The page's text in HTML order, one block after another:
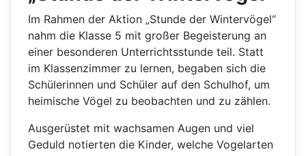
Im Rahmen der Aktion „Stunde der Wintervögel“
nahm die Klasse 5 mit großer Begeisterung an
einer besonderen Unterrichtsstunde teil. Statt
im Klassenzimmer zu lernen, begaben sich die
Schülerinnen und Schüler auf den Schulhof, um
heimische Vögel zu beobachten und zu zählen.
Ausgerüstet mit wachsamen Augen und viel
Geduld notierten die Kinder, welche Vogelarten